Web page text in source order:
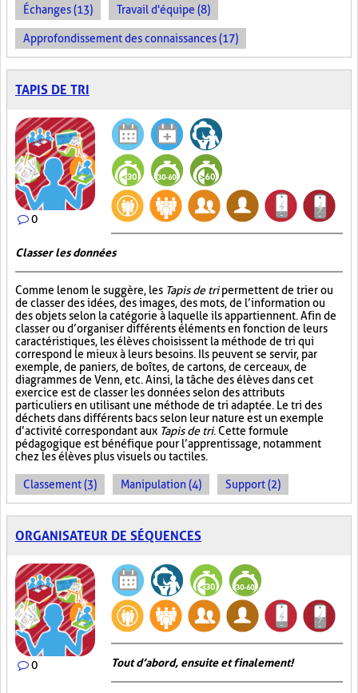
Échanges (13) Travail d'équipe (8)
Approfondissement des connaissances (17)
TAPIS DE TRI
0
Classer les données
Comme le nom le suggère, les Tapis de tripermettent de trier ou
de classer des idées, des images, des mots, de l’information ou
des objets selon la catégorie à laquelle ils appartiennent. Afin de
classer ou d’organiser différents éléments en fonction de leurs
caractéristiques, les élèves choisissent la méthode de tri qui
correspond le mieux à leurs besoins. Ils peuvent se servir, par
exemple, de paniers, de boîtes, de cartons, de cerceaux, de
diagrammes de Venn, etc. Ainsi, la tâche des élèves dans cet
exercice est de classer les données selon des attributs
particuliers en utilisant une méthode de tri adaptée. Le tri des
déchets dans différents bacs selon leur nature est un exemple
d’activité correspondant aux Tapis de tri. Cette formule
pédagogique est bénéfique pour l’apprentissage, notamment
chez les élèves plus visuels ou tactiles.
Classement (3) Manipulation (4) Support (2)
ORGANISATEUR DE SÉQUENCES
0 Tout d’abord, ensuite et finalement!